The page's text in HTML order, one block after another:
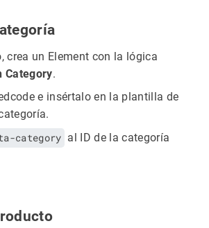
crea un Element con la lógica
Category.
e insértalo en la plantilla de
category al ID de la categoría